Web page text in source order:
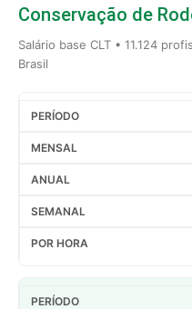
Conservação de
Salário base CLT • 11.124
Brasil